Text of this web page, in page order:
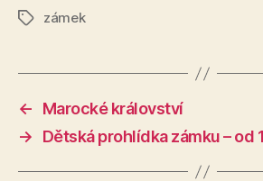
Štítkyzámek
←
Marocké království
→
Dětská prohlídka zámku – od